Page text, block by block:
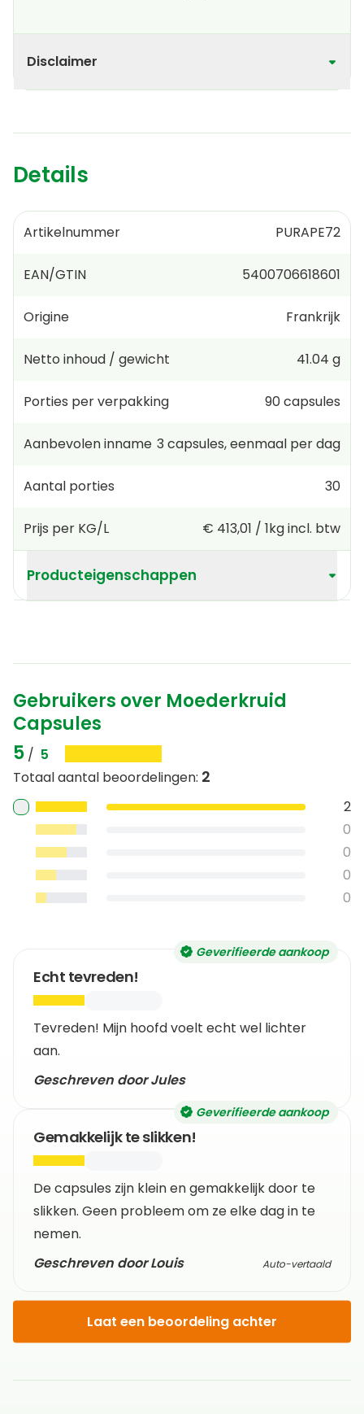
Disclaimer
Details
Artikelnummer PURAPE72
EAN/GTIN 5400706618601
Origine Frankrijk
Netto inhoud / gewicht 41.04 g
Porties per verpakking 90capsules
Aanbevolen inname 3capsules,eenmaal per dag
Aantal porties 30
Prijs per KG/L € 413,01 / 1kgincl. btw
Producteigenschappen
Gebruikers over Moederkruid
Capsules
5 / 5
Totaal aantal beoordelingen: 2
2
0
0
0
0
Geverifieerde aankoop
Echt tevreden!
Tevreden! Mijn hoofd voelt echt wel lichter
aan.
Geschreven door Jules
Geverifieerde aankoop
Gemakkelijk te slikken!
De capsules zijn klein en gemakkelijk door te
slikken. Geen probleem om ze elke dag in te
nemen.
Geschreven door Louis
Auto-vertaald
Laat een beoordeling achter